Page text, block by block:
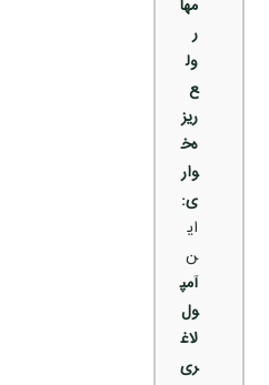
مها
ر
ول
ع
ریز
ه‌خ
وار
ی:
ای
ن
آمپ
ول
لاغ
ری